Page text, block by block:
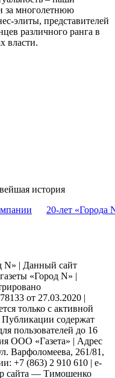
за многолетнюю
элиты, представителей
различного ранга в
власти.
история
20-лет «Города
N» | Данный сайт
«Город N» |
от 27.03.2020 |
только с активной
содержат
пользователей до 16
ООО «Газета» | Адрес
Варфоломеева, 261/81,
+7 (863) 2 910 610 | e-
сайта — Тимошенко